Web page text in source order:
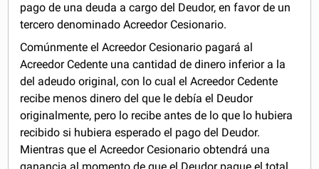
pago de una deuda a cargo del Deudor, en favor de un
tercero denominado Acreedor Cesionario.
Comúnmente el Acreedor Cesionario pagará al
Acreedor Cedente una cantidad de dinero inferior a la
del adeudo original, con lo cual el Acreedor Cedente
recibe menos dinero del que le debía el Deudor
originalmente, pero lo recibe antes de lo que lo hubiera
recibido si hubiera esperado el pago del Deudor.
Mientras que el Acreedor Cesionario obtendrá una